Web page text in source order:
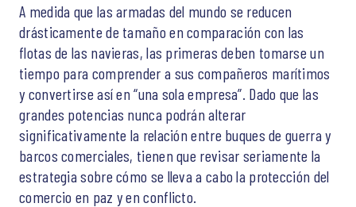
A medida que las armadas del mundo se reducen
drásticamente de tamaño en comparación con las
flotas de las navieras, las primeras deben tomarse un
tiempo para comprender a sus compañeros marítimos
y convertirse así en “una sola empresa”. Dado que las
grandes potencias nunca podrán alterar
significativamente la relación entre buques de guerra y
barcos comerciales, tienen que revisar seriamente la
estrategia sobre cómo se lleva a cabo la protección del
comercio en paz y en conflicto.